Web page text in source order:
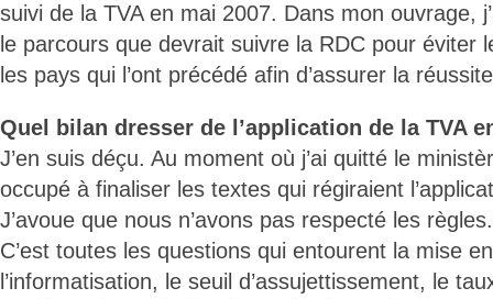
suivi de la TVA en mai 2007. Dans mon ouvrage,
le parcours que devrait suivre la RDC pour éviter
les pays qui l’ont précédé afin d’assurer la
Quel bilan dresser de l’application de la TVA
J’en suis déçu. Au moment où j’ai quitté le
occupé à finaliser les textes qui régiraient
J’avoue que nous n’avons pas respecté les règles.
C’est toutes les questions qui entourent la mise
l’informatisation, le seuil d’assujettissement, le